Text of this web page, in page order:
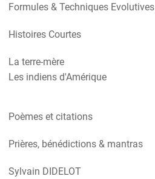
Formules & Techniques Evolutives
Histoires Courtes
La terre-mère
Les indiens d'Amérique
Poèmes et citations
Prières, bénédictions & mantras
Sylvain DIDELOT